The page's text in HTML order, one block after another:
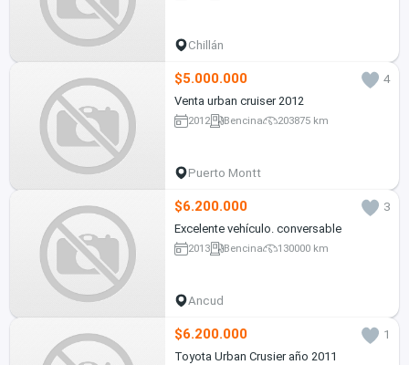
Chillán
$5.000.000
4
Venta urban cruiser 2012
2012 Bencina 203875 km
Puerto Montt
$6.200.000
3
Excelente vehículo. conversable
2013 Bencina 130000 km
Ancud
$6.200.000
1
Toyota Urban Crusier año 2011